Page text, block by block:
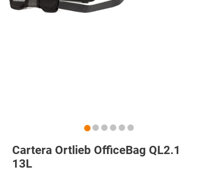
Cartera Ortlieb OfficeBag QL2.1
13L